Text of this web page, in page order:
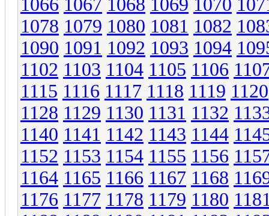
1066 1067 1068 1069 1070
1078 1079 1080 1081 1082
1090 1091 1092 1093 1094
1102 1103 1104 1105 1106
1115 1116 1117 1118 1119 1120
1128 1129 1130 1131 1132
1140 1141 1142 1143 1144
1152 1153 1154 1155 1156
1164 1165 1166 1167 1168
1176 1177 1178 1179 1180